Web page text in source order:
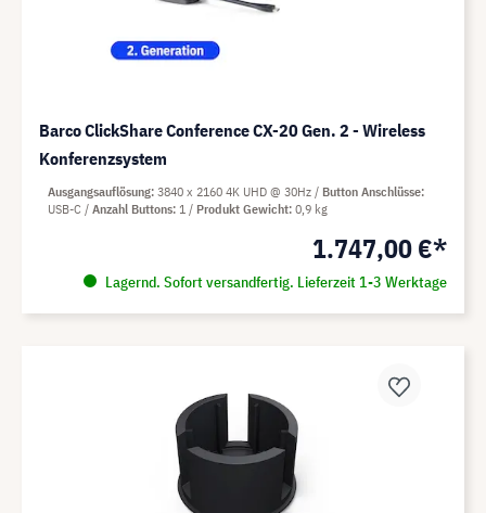
Barco ClickShare Conference CX-20 Gen. 2 - Wireless
Konferenzsystem
1.747,00 €*
Lagernd. Sofort versandfertig. Lieferzeit 1-3 Werktage
Ausgangsauflösung 3840 x 2160 4K UHD @ 30Hz
Button Anschlüsse
USB-C
Anzahl Buttons 1 Produkt Gewicht 0,9 kg